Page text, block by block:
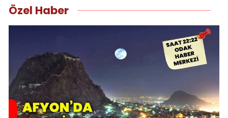
Özel Haber